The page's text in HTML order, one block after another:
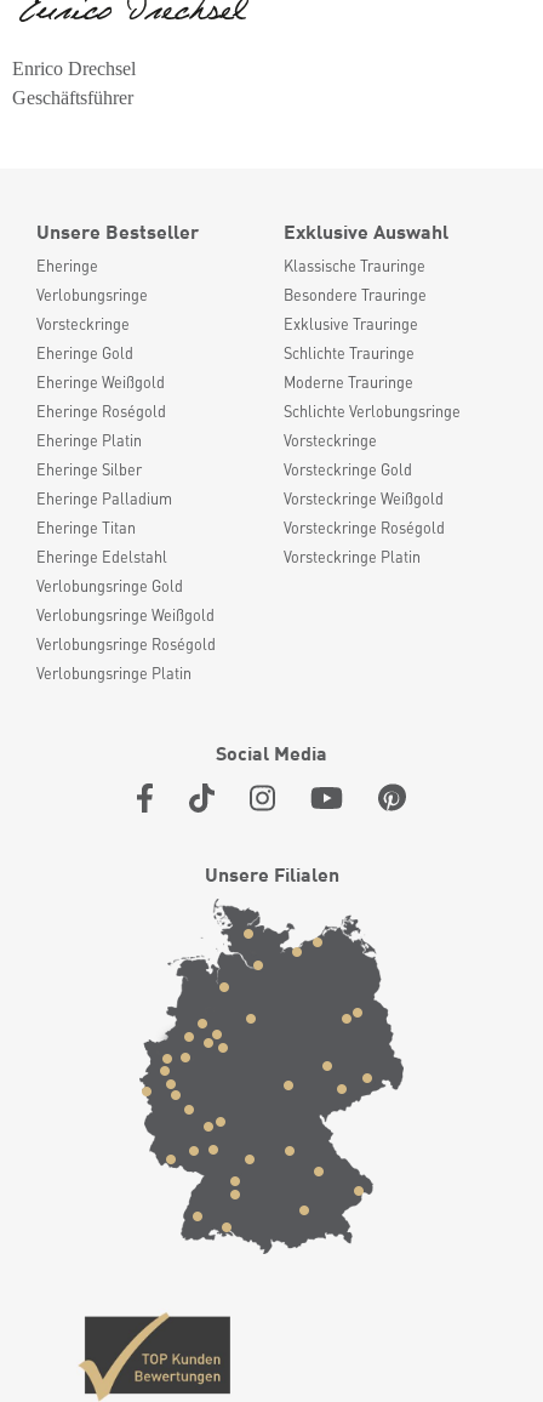
Enrico Drechsel
Geschäftsführer
Unsere Bestseller
Eheringe
Verlobungsringe
Vorsteckringe
Eheringe Gold
Eheringe Weißgold
Eheringe Roségold
Eheringe Platin
Eheringe Silber
Eheringe Palladium
Eheringe Titan
Eheringe Edelstahl
Verlobungsringe Gold
Verlobungsringe Weißgold
Verlobungsringe Roségold
Verlobungsringe Platin
Exklusive Auswahl
Klassische Trauringe
Besondere Trauringe
Exklusive Trauringe
Schlichte Trauringe
Moderne Trauringe
Schlichte Verlobungsringe
Vorsteckringe
Vorsteckringe Gold
Vorsteckringe Weißgold
Vorsteckringe Roségold
Vorsteckringe Platin
Social Media
Unsere Filialen